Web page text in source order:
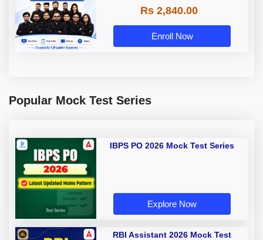
Rs 2,840.00
Enroll Now
Popular Mock Test Series
IBPS PO 2026 Mock Test Series
Explore Now
RBI Assistant 2026 Mock Test